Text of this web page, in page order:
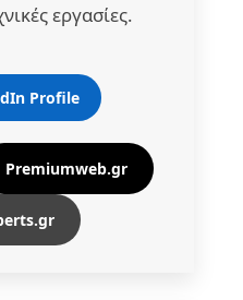
εργασίες.
Profile
Premiumweb.gr